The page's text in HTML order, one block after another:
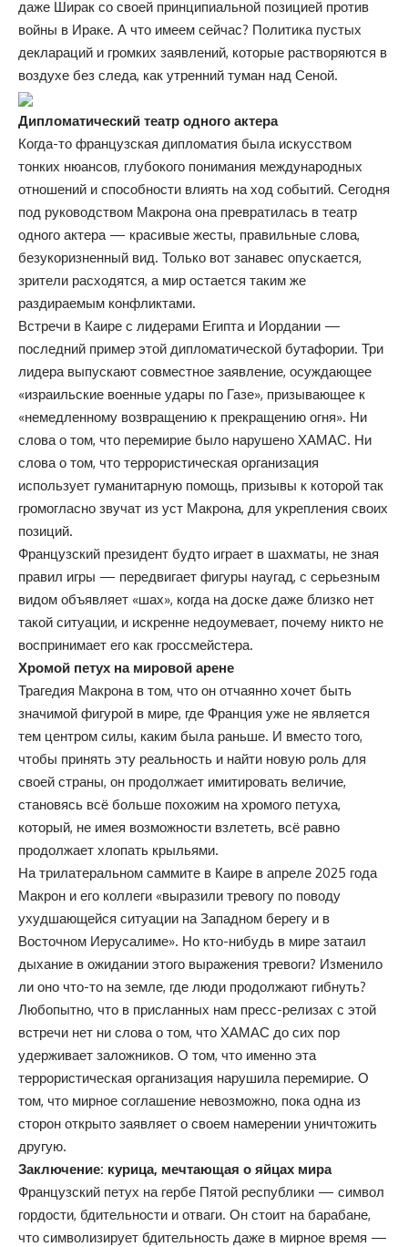
даже Ширак со своей принципиальной позицией против
войны в Ираке. А что имеем сейчас? Политика пустых
деклараций и громких заявлений, которые растворяются в
воздухе без следа, как утренний туман над Сеной.
Дипломатический театр одного актера
Когда-то французская дипломатия была искусством
тонких нюансов, глубокого понимания международных
отношений и способности влиять на ход событий. Сегодня
под руководством Макрона она превратилась в театр
одного актера — красивые жесты, правильные слова,
безукоризненный вид. Только вот занавес опускается,
зрители расходятся, а мир остается таким же
раздираемым конфликтами.
Встречи в Каире с лидерами Египта и Иордании —
последний пример этой дипломатической бутафории. Три
лидера выпускают совместное заявление, осуждающее
«израильские военные удары по Газе», призывающее к
«немедленному возвращению к прекращению огня». Ни
слова о том, что перемирие было нарушено ХАМАС. Ни
слова о том, что террористическая организация
использует гуманитарную помощь, призывы к которой так
громогласно звучат из уст Макрона, для укрепления своих
позиций.
Французский президент будто играет в шахматы, не зная
правил игры — передвигает фигуры наугад, с серьезным
видом объявляет «шах», когда на доске даже близко нет
такой ситуации, и искренне недоумевает, почему никто не
воспринимает его как гроссмейстера.
Хромой петух на мировой арене
Трагедия Макрона в том, что он отчаянно хочет быть
значимой фигурой в мире, где Франция уже не является
тем центром силы, каким была раньше. И вместо того,
чтобы принять эту реальность и найти новую роль для
своей страны, он продолжает имитировать величие,
становясь всё больше похожим на хромого петуха,
который, не имея возможности взлететь, всё равно
продолжает хлопать крыльями.
На трилатеральном саммите в Каире в апреле 2025 года
Макрон и его коллеги «выразили тревогу по поводу
ухудшающейся ситуации на Западном берегу и в
Восточном Иерусалиме». Но кто-нибудь в мире затаил
дыхание в ожидании этого выражения тревоги? Изменило
ли оно что-то на земле, где люди продолжают гибнуть?
Любопытно, что в присланных нам пресс-релизах с этой
встречи нет ни слова о том, что ХАМАС до сих пор
удерживает заложников. О том, что именно эта
террористическая организация нарушила перемирие. О
том, что мирное соглашение невозможно, пока одна из
сторон открыто заявляет о своем намерении уничтожить
другую.
Заключение: курица, мечтающая о яйцах мира
Французский петух на гербе Пятой республики — символ
гордости, бдительности и отваги. Он стоит на барабане,
что символизирует бдительность даже в мирное время —